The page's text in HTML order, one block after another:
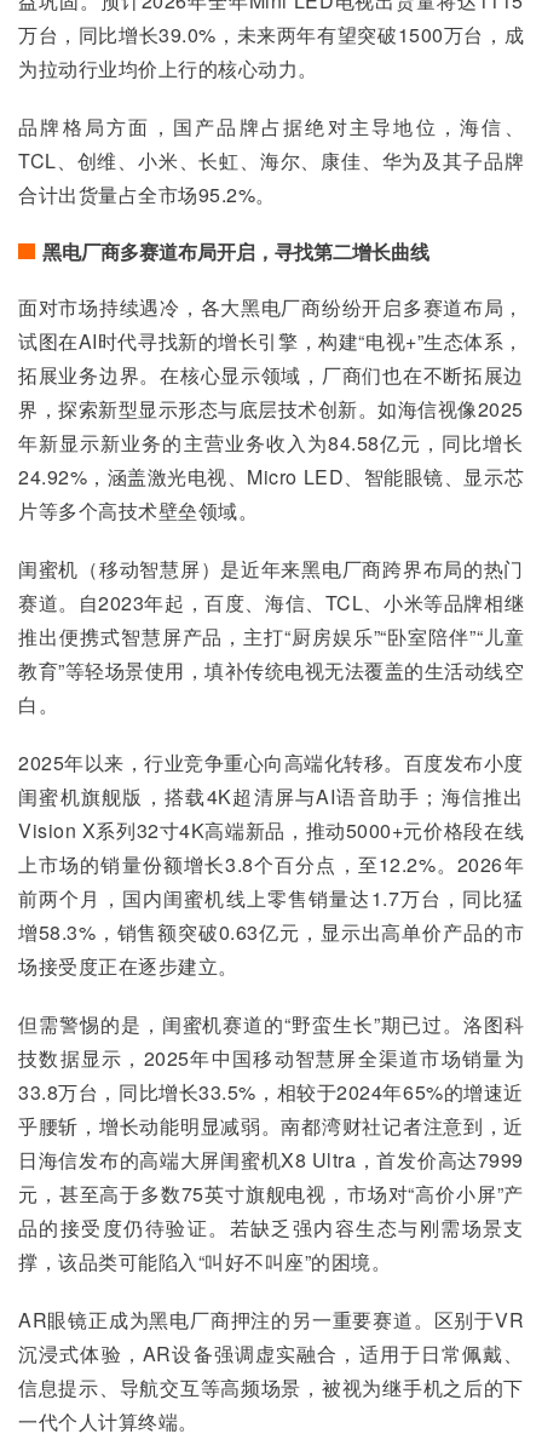
万台，同比增长39.0%，未来两年有望突破1500万台，成
为拉动行业均价上行的核心动力。
品牌格局方面，国产品牌占据绝对主导地位，海信、
TCL、创维、小米、长虹、海尔、康佳、华为及其子品牌
合计出货量占全市场95.2%。
黑电厂商多赛道布局开启，寻找第二增长曲线
面对市场持续遇冷，各大黑电厂商纷纷开启多赛道布局，
试图在AI时代寻找新的增长引擎，构建“电视+”生态体系，
拓展业务边界。在核心显示领域，厂商们也在不断拓展边
界，探索新型显示形态与底层技术创新。如海信视像2025
年新显示新业务的主营业务收入为84.58亿元，同比增长
24.92%，涵盖激光电视、Micro LED、智能眼镜、显示芯
片等多个高技术壁垒领域。
闺蜜机（移动智慧屏）是近年来黑电厂商跨界布局的热门
赛道。自2023年起，百度、海信、TCL、小米等品牌相继
推出便携式智慧屏产品，主打“厨房娱乐”“卧室陪伴”“儿童
教育”等轻场景使用，填补传统电视无法覆盖的生活动线空
白。
2025年以来，行业竞争重心向高端化转移。百度发布小度
闺蜜机旗舰版，搭载4K超清屏与AI语音助手；海信推出
Vision X系列32寸4K高端新品，推动5000+元价格段在线
上市场的销量份额增长3.8个百分点，至12.2%。2026年
前两个月，国内闺蜜机线上零售销量达1.7万台，同比猛
增58.3%，销售额突破0.63亿元，显示出高单价产品的市
场接受度正在逐步建立。
但需警惕的是，闺蜜机赛道的“野蛮生长”期已过。洛图科
技数据显示，2025年中国移动智慧屏全渠道市场销量为
33.8万台，同比增长33.5%，相较于2024年65%的增速近
乎腰斩，增长动能明显减弱。南都湾财社记者注意到，近
日海信发布的高端大屏闺蜜机X8 Ultra，首发价高达7999
元，甚至高于多数75英寸旗舰电视，市场对“高价小屏”产
品的接受度仍待验证。若缺乏强内容生态与刚需场景支
撑，该品类可能陷入“叫好不叫座”的困境。
AR眼镜正成为黑电厂商押注的另一重要赛道。区别于VR
沉浸式体验，AR设备强调虚实融合，适用于日常佩戴、
信息提示、导航交互等高频场景，被视为继手机之后的下
一代个人计算终端。